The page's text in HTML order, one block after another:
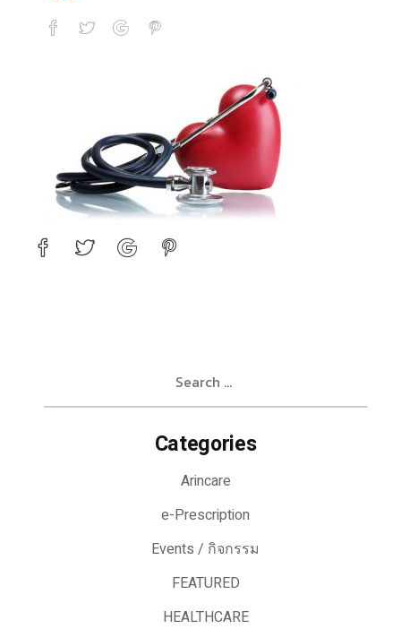
Categories
Arincare
e-Prescription
Events / กิจกรรม
FEATURED
HEALTHCARE